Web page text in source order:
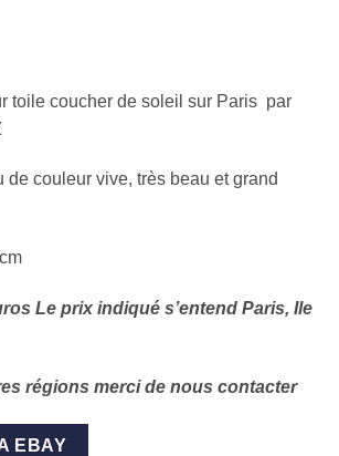
toile coucher de soleil sur Paris par
de couleur vive, très beau et grand
Le prix indiqué s’entend Paris, Ile
régions merci de nous contacter
EBAY